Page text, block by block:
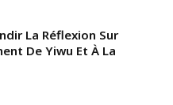
La Réflexion Sur
De Yiwu Et À La